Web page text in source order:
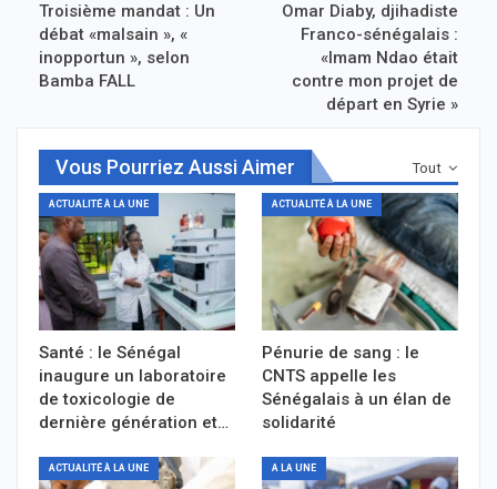
Troisième mandat : Un
débat «malsain », «
inopportun », selon
Bamba FALL
Omar Diaby, djihadiste
Franco-sénégalais :
«Imam Ndao était
contre mon projet de
départ en Syrie »
Tout
Vous Pourriez Aussi Aimer
ACTUALITÉ À LA UNE
Santé : le Sénégal
inaugure un laboratoire
de toxicologie de
dernière génération et…
ACTUALITÉ À LA UNE
Pénurie de sang : le
CNTS appelle les
Sénégalais à un élan de
solidarité
ACTUALITÉ À LA UNE A LA UNE